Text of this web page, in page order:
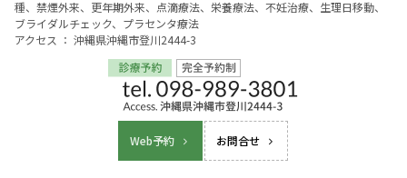
種、禁煙外来、更年期外来、点滴療法、栄養療法、不妊治療、生理日移動、
ブライダルチェック、プラセンタ療法
アクセス ： 沖縄県沖縄市登川2444-3
Web予約 お問合せ